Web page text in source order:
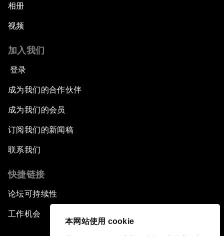
本网站使用 cookie
相册
视频
加入我们
登录
成为我们的合作伙伴
成为我们的会员
订阅我们的新闻稿
联系我们
快捷链接
论坛可持续性
工作机会